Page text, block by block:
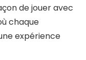
de jouer avec
chaque
expérience